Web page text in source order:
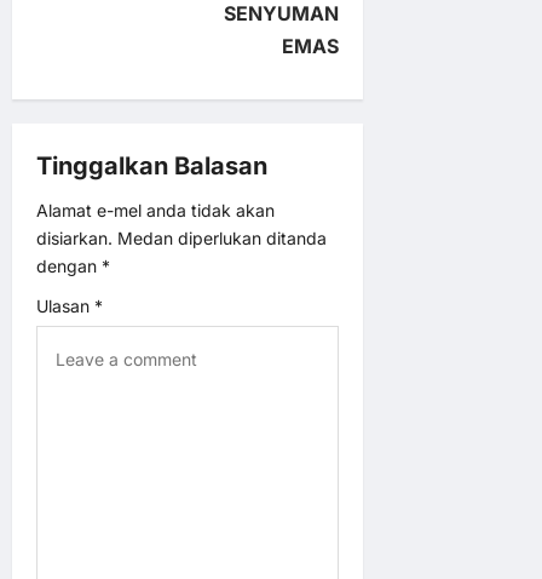
g
a
t
i
o
n
SENYUMAN
EMAS
Tinggalkan Balasan
Alamat e-mel anda tidak akan
disiarkan. Medan diperlukan ditanda
dengan *
Ulasan *